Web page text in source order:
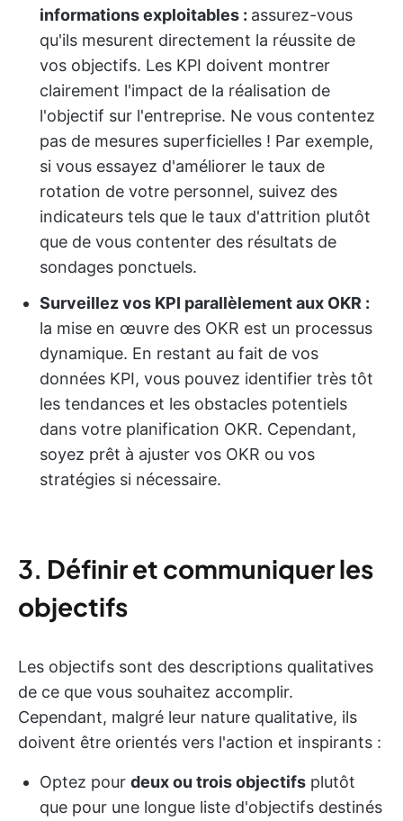
informations exploitables : assurez-vous
qu'ils mesurent directement la réussite de
vos objectifs. Les KPI doivent montrer
clairement l'impact de la réalisation de
l'objectif sur l'entreprise. Ne vous contentez
pas de mesures superficielles ! Par exemple,
si vous essayez d'améliorer le taux de
rotation de votre personnel, suivez des
indicateurs tels que le taux d'attrition plutôt
que de vous contenter des résultats de
sondages ponctuels.
Surveillez vos KPI parallèlement aux OKR :
la mise en œuvre des OKR est un processus
dynamique. En restant au fait de vos
données KPI, vous pouvez identifier très tôt
les tendances et les obstacles potentiels
dans votre planification OKR. Cependant,
soyez prêt à ajuster vos OKR ou vos
stratégies si nécessaire.
3. Définir et communiquer les
objectifs
Les objectifs sont des descriptions qualitatives
de ce que vous souhaitez accomplir.
Cependant, malgré leur nature qualitative, ils
doivent être orientés vers l'action et inspirants :
Optez pour deux ou trois objectifs plutôt
que pour une longue liste d'objectifs destinés